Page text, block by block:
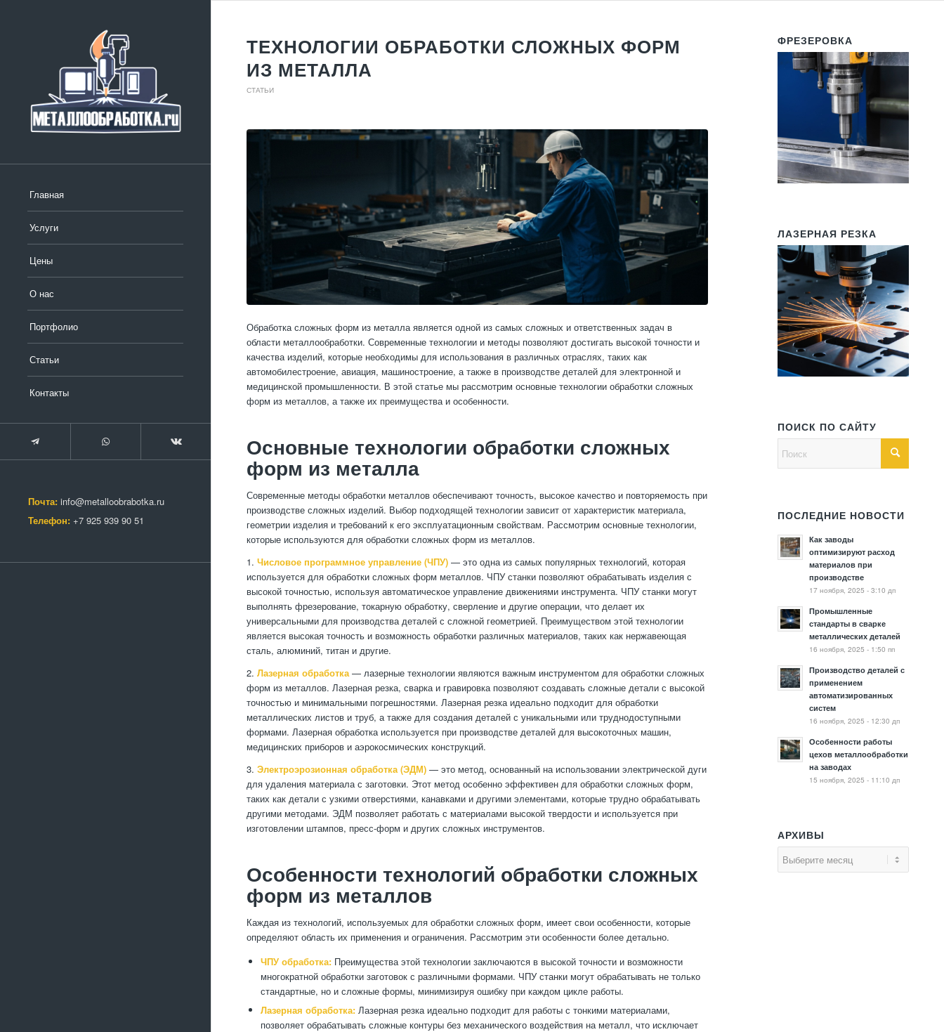
Главная
Услуги
Цены
О нас
Портфолио
Статьи
Контакты
Почта: info@metalloobrabotka.ru
Телефон: +7 925 939 90 51
ТЕХНОЛОГИИ ОБРАБОТКИ СЛОЖНЫХ ФОРМ
ИЗ МЕТАЛЛА
СТАТЬИ
Обработка сложных форм из металла является одной из самых сложных и ответственных задач в
области металлообработки. Современные технологии и методы позволяют достигать высокой точности и
качества изделий, которые необходимы для использования в различных отраслях, таких как
автомобилестроение, авиация, машиностроение, а также в производстве деталей для электронной и
медицинской промышленности. В этой статье мы рассмотрим основные технологии обработки сложных
форм из металлов, а также их преимущества и особенности.
Основные технологии обработки сложных
форм из металла
Современные методы обработки металлов обеспечивают точность, высокое качество и повторяемость при
производстве сложных изделий. Выбор подходящей технологии зависит от характеристик материала,
геометрии изделия и требований к его эксплуатационным свойствам. Рассмотрим основные технологии,
которые используются для обработки сложных форм из металлов.
1. Числовое программное управление (ЧПУ) — это одна из самых популярных технологий, которая
используется для обработки сложных форм металлов. ЧПУ станки позволяют обрабатывать изделия с
высокой точностью, используя автоматическое управление движениями инструмента. ЧПУ станки могут
выполнять фрезерование, токарную обработку, сверление и другие операции, что делает их
универсальными для производства деталей с сложной геометрией. Преимуществом этой технологии
является высокая точность и возможность обработки различных материалов, таких как нержавеющая
сталь, алюминий, титан и другие.
2. Лазерная обработка— лазерные технологии являются важным инструментом для обработки сложных
форм из металлов. Лазерная резка, сварка и гравировка позволяют создавать сложные детали с высокой
точностью и минимальными погрешностями. Лазерная резка идеально подходит для обработки
металлических листов и труб, а также для создания деталей с уникальными или труднодоступными
формами. Лазерная обработка используется при производстве деталей для высокоточных машин,
медицинских приборов и аэрокосмических конструкций.
3. Электроэрозионная обработка (ЭДМ) — это метод, основанный на использовании электрической дуги
для удаления материала с заготовки. Этот метод особенно эффективен для обработки сложных форм,
таких как детали с узкими отверстиями, канавками и другими элементами, которые трудно обрабатывать
другими методами. ЭДМ позволяет работать с материалами высокой твердости и используется при
изготовлении штампов, пресс-форм и других сложных инструментов.
Особенности технологий обработки сложных
форм из металлов
Каждая из технологий, используемых для обработки сложных форм, имеет свои особенности, которые
определяют область их применения и ограничения. Рассмотрим эти особенности более детально.
ЧПУ обработка: Преимущества этой технологии заключаются в высокой точности и возможности
многократной обработки заготовок с различными формами. ЧПУ станки могут обрабатывать не только
стандартные, но и сложные формы, минимизируя ошибку при каждом цикле работы.
Лазерная обработка: Лазерная резка идеально подходит для работы с тонкими материалами,
позволяет обрабатывать сложные контуры без механического воздействия на металл, что исключает
ФРЕЗЕРОВКА
ЛАЗЕРНАЯ РЕЗКА
ПОИСК ПО САЙТУ
ПОСЛЕДНИЕ НОВОСТИ
Как заводы
оптимизируют расход
материалов при
производстве
17 ноября, 2025 - 3:10 дп
Промышленные
стандарты в сварке
металлических деталей
16 ноября, 2025 - 1:50 пп
Производство деталей с
применением
автоматизированных
систем
16 ноября, 2025 - 12:30 дп
Особенности работы
цехов металлообработки
на заводах
15 ноября, 2025 - 11:10 дп
АРХИВЫ